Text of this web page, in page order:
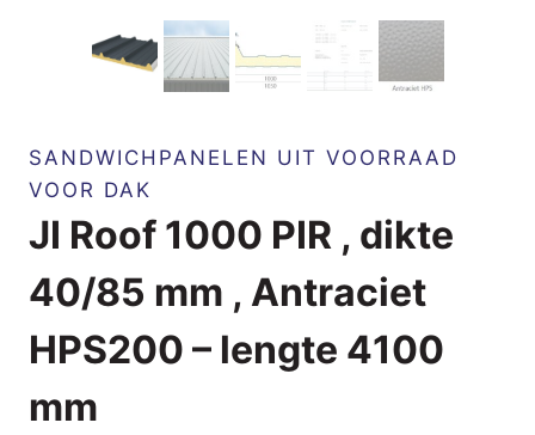
SANDWICHPANELEN UIT VOORRAAD
VOOR DAK
JI Roof 1000 PIR , dikte
40/85 mm , Antraciet
HPS200 – lengte 4100
mm